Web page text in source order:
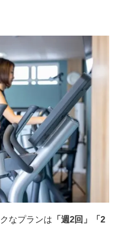
なプランは 「週2回」「2